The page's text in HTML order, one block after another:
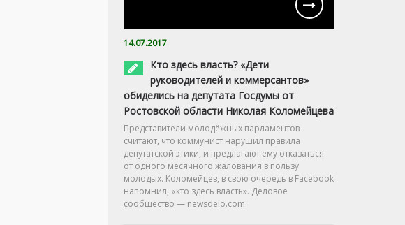
14.07.2017
Кто здесь власть? «Дети
руководителей и коммерсантов»
обиделись на депутата Госдумы от
Ростовской области Николая Коломейцева
Представители молодёжных парламентов
считают, что коммунист нарушил правила
депутатской этики, и предлагают ему отказаться
от одного месячного жалования в пользу
молодых. Коломейцев, в свою очередь в Facebook
напомнил, «кто здесь власть». Деловое
сообщество — newsdelo.com